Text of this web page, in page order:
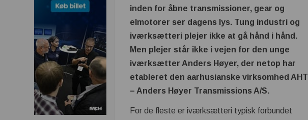
inden for åbne transmissioner, gear og
elmotorer ser dagens lys. Tung industri og
iværksætteri plejer ikke at gå hånd i hånd.
Men plejer står ikke i vejen for den unge
iværksætter Anders Høyer, der netop har
etableret den aarhusianske virksomhed AHT
– Anders Høyer Transmissions A/S.
For de fleste er iværksætteri typisk forbundet